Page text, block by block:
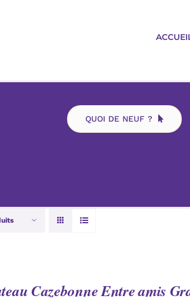
QUOI DE NEUF ?
Cazebonne Entre amis